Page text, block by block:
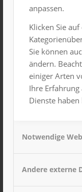
anpassen.
Klicken Sie
Sie können
ändern.
einiger Arten
Ihre
Dienste
Notwendige
Andere externe
Kimugi